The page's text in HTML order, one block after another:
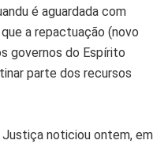
é aguardada com
a repactuação (novo
governos do Espírito
parte dos recursos
Justiça noticiou ontem, em